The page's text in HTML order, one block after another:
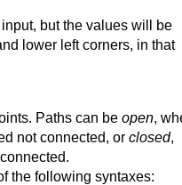
but the values will be
lower left corners, in that
Paths can be open,
not connected, or closed,
the following syntaxes: